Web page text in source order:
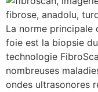
La norme principale
foie est la biopsie
technologie
nombreuses
ondes ultrasonores